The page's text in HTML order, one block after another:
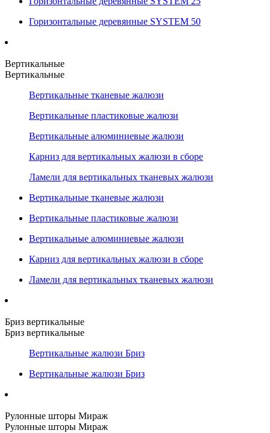
Горизонтальные деревянные SYSTEM 50
Вертикальные
Вертикальные
Вертикальные тканевые жалюзи
Вертикальные пластиковые жалюзи
Вертикальные алюминиевые жалюзи
Карниз для вертикальных жалюзи в сборе
Ламели для вертикальных тканевых жалюзи
Вертикальные тканевые жалюзи
Вертикальные пластиковые жалюзи
Вертикальные алюминиевые жалюзи
Карниз для вертикальных жалюзи в сборе
Ламели для вертикальных тканевых жалюзи
Бриз вертикальные
Бриз вертикальные
Вертикальные жалюзи Бриз
Вертикальные жалюзи Бриз
Рулонные шторы Мираж
Рулонные шторы Мираж